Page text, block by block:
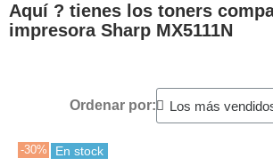
Aquí ? tienes los toners
impresora Sharp MX5111N
Ordenar por:
-30% En stock